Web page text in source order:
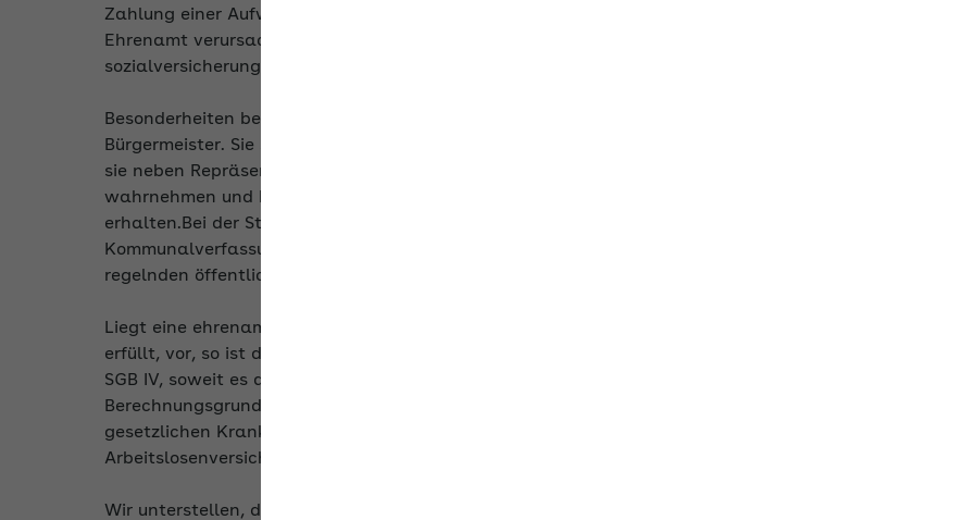
Zahlung einer Aufwandsentschädigung nicht aus. Werden nur Unkosten oder ein erhöhter Aufwand,
Ehrenamt verursacht, erstattet, so begründet dies noch kein Beschäftigungsverhältnis im
sozialversicherungsrechtlichen Sinn.
Besonderheiten bestehen jedoch nach der Rechtsprechung für Ehrenbeamte, wie beispielsweise
Bürgermeister. Sie stehen dem Grunde nach in einem abhängigen Beschäftigungsverhältnis gemäß § 7
sie neben Repräsentationsaufgaben auch dem allgemeinen Erwerbsleben zugängliche
wahrnehmen und hierfür eine den tatsächlichen Aufwand übersteigende pauschale
erhalten.Bei der Statusbeurteilung von Ehrenbeamten kommt der Ausgestaltung des Amts durch das
Kommunalverfassungsrecht des jeweiligen Bundeslands, kommunalen Satzungen und die Tätigkeit
regelnden öffentlich-rechtlichen Verträgen maßgebende Bedeutung zu.
Liegt eine ehrenamtliche Tätigkeit, die die Voraussetzungen eines Beschäftigungsverhältnisses nach §
erfüllt, vor, so ist das im Ehrenamt erzielte Einkommen sozialversicherungspflichtiges Arbeitsentgelt im
SGB IV, soweit es die in § 8 SGB IV definierte Geringfügigkeitsgrenze überschreitet, und dient somit als
Berechnungsgrundlage für den Gesamtsozialversicherungsbeitrag nach § 28d SGB IV. Damit besteht
gesetzlichen Kranken- und Pflegeversicherung sowie der gesetzlichen Rentenversicherung
Arbeitslosenversicherung ist geregelt, dass die Beschäftigung als ehrenamtlicher Bürgermeister
Wir unterstellen, dass eine Hauptbeschäftigung vorliegt, in der Versicherungspflicht besteht. Neben